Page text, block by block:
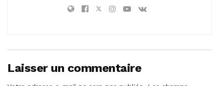
Laisser un commentaire